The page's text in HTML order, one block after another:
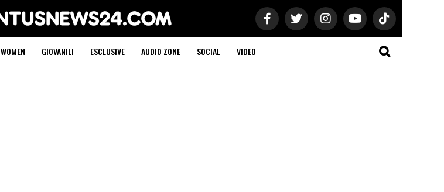
Juventus News 24
WOMEN GIOVANILI ESCLUSIVE AUDIO ZONE SOCIAL VIDEO